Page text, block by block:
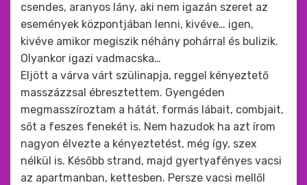
csendes, aranyos lány, aki nem igazán szeret az
események központjában lenni, kivéve… igen,
kivéve amikor megiszik néhány pohárral és bulizik.
Olyankor igazi vadmacska…
Eljött a várva várt szülinapja, reggel kényeztető
masszázzsal ébresztettem. Gyengéden
megmasszíroztam a hátát, formás lábait, combjait,
sőt a feszes fenekét is. Nem hazudok ha azt írom
nagyon élvezte a kényeztetést, még így, szex
nélkül is. Később strand, majd gyertyafényes vacsi
az apartmanban, kettesben. Persze vacsi mellől